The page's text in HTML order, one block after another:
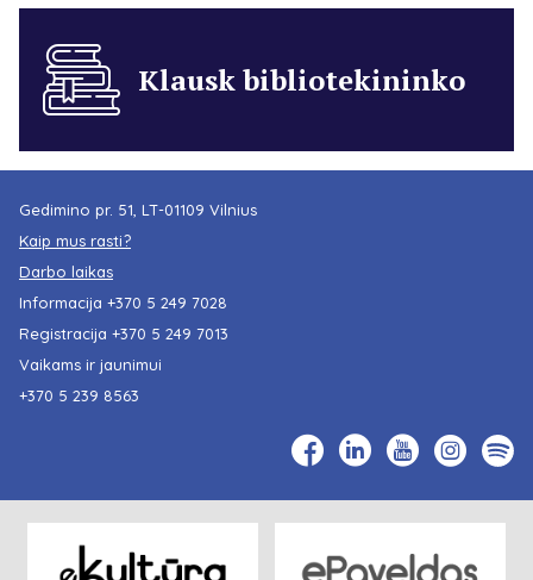
Klausk bibliotekininko
Gedimino pr. 51, LT-01109 Vilnius
Kaip mus rasti?
Darbo laikas
Informacija +370 5 249 7028
Registracija +370 5 249 7013
Vaikams ir jaunimui
+370 5 239 8563